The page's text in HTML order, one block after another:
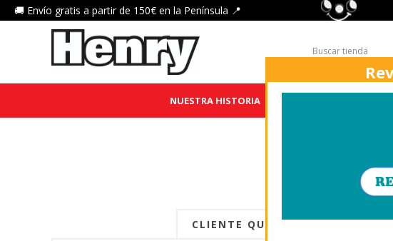
🚚 Envío gratis a partir de 150€ en la Península 📍
NUESTRA HISTORIA
¡
CLIENTE QUE REGRESA